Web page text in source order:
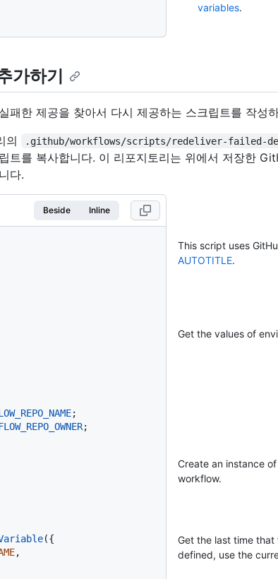
variables.
가하기
패한 제공을 찾아서 다시 제공하는 스크립트를 작성
의
.github/workflows/scripts/redeliver-failed-
트를 복사합니다. 이 리포지토리는 위에서 저장한
다.
Beside Inline
This script uses
AUTOTITLE.
;
;
Get the values of
Create an instance of
workflow.
({
,
Get the last time
defined, use the